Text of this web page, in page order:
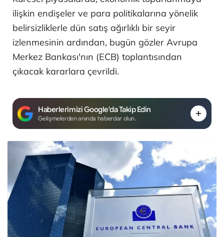
ilişkin endişeler ve para politikalarına yönelik
belirsizliklerle dün satış ağırlıklı bir seyir
izlenmesinin ardından, bugün gözler Avrupa
Merkez Bankası'nın (ECB) toplantısından
çıkacak kararlara çevrildi.
Haberlerimizi Google'da Takip Edin
Gelişmelerden anında haberdar olun.